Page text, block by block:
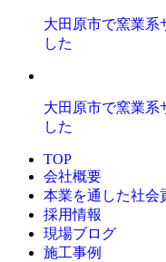
大田原市で窯業系
した
大田原市で窯業系
した
TOP
会社概要
本業を通した社会
採用情報
現場ブログ
施工事例